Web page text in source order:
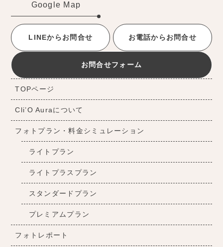
Google Map
LINEからお問合せ お電話からお問合せ
お問合せフォーム
TOPページ
Cli’O Auraについて
フォトプラン・料金シミュレーション
ライトプラン
ライトプラスプラン
スタンダードプラン
プレミアムプラン
フォトレポート